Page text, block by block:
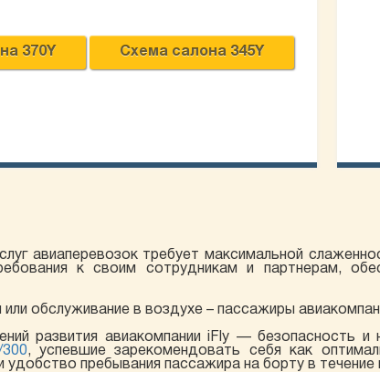
370Y Схема салона 345Y
авиаперевозок требует максимальной
к своим сотрудникам и партнерам,
обслуживание в воздухе – пассажиры
развития авиакомпании iFly — безопасность
, успевшие зарекомендовать себя как
пребывания пассажира на борту в течение